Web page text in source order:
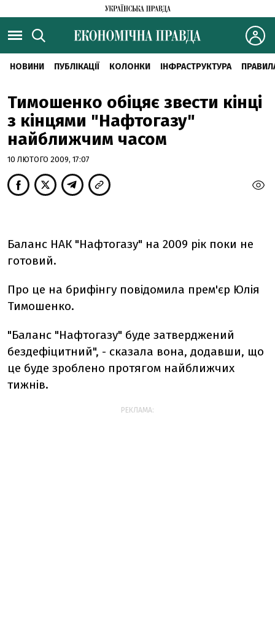
НОВИНИ ПУБЛІКАЦІЇ КОЛОНКИ ІНФРАСТРУКТУРА
Тимошенко обіцяє звести кінці
з кінцями "Нафтогазу"
найближчим часом
10 ЛЮТОГО 2009, 17:07
Баланс НАК "Нафтогазу" на 2009 рік поки не
готовий.
Про це на брифінгу повідомила прем'єр Юлія
Тимошенко.
"Баланс "Нафтогазу" буде затверджений
бездефіцитний", - сказала вона, додавши, що
це буде зроблено протягом найближчих
тижнів.
РЕКЛАМА: